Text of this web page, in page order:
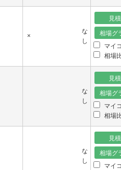
×
な
し
マイ
相場
な
し
マイ
相場
な
し
マイ